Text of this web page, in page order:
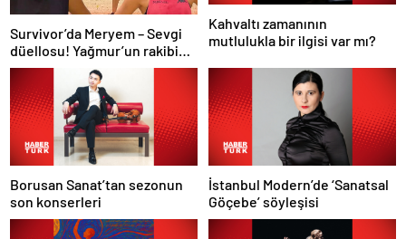
Survivor’da Meryem – Sevgi
düellosu! Yağmur’un rakibi
belli oldu
Kahvaltı zamanının
mutlulukla bir ilgisi var mı?
Borusan Sanat’tan sezonun
son konserleri
İstanbul Modern’de ‘Sanatsal
Göçebe’ söyleşisi